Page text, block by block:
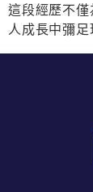
這段經歷不
人成長中彌足